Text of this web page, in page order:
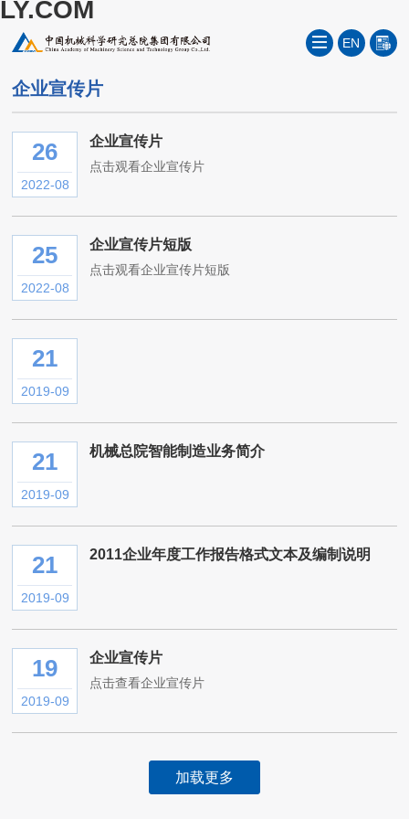
LY.COM
EN
企业宣传片
26
2022-08
企业宣传片
点击观看企业宣传片
25
2022-08
企业宣传片短版
点击观看企业宣传片短版
21
2019-09
21
2019-09
机械总院智能制造业务简介
21
2019-09
2011企业年度工作报告格式文本及编制说明
19
2019-09
企业宣传片
点击查看企业宣传片
加载更多